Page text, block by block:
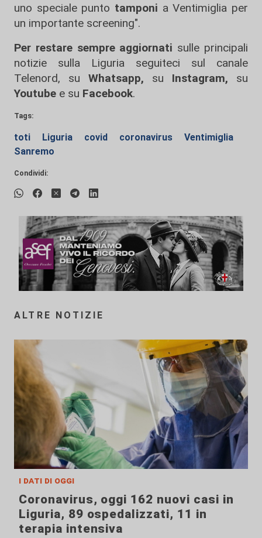
uno speciale punto tamponi a Ventimiglia per
un importante screening".
Per restare sempre aggiornati sulle principali
notizie sulla Liguria seguiteci sul canale
Telenord, su
Whatsapp, su Instagram, su
Youtube e su Facebook.
Tags:
toti Liguria covid coronavirus
Ventimiglia
Sanremo
Condividi:
ALTRE NOTIZIE
i dati di oggi
Coronavirus, oggi 162 nuovi casi in
Liguria, 89 ospedalizzati, 11 in
terapia intensiva